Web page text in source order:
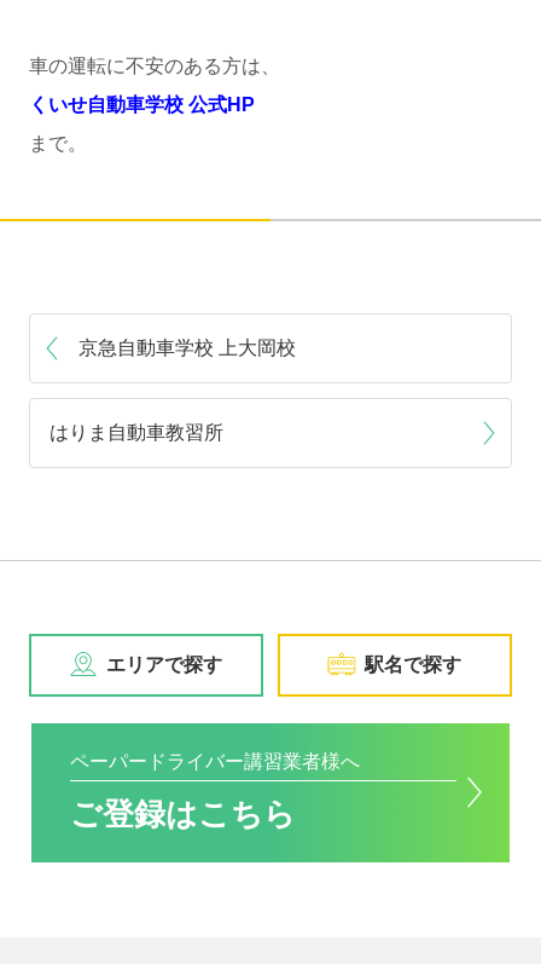
車の運転に不安のある方は、
くいせ自動車学校 公式HP
まで。
京急自動車学校 上大岡校
はりま自動車教習所
エリアで探す 駅名で探す
ペーパードライバー講習業者様へ
ご登録はこちら